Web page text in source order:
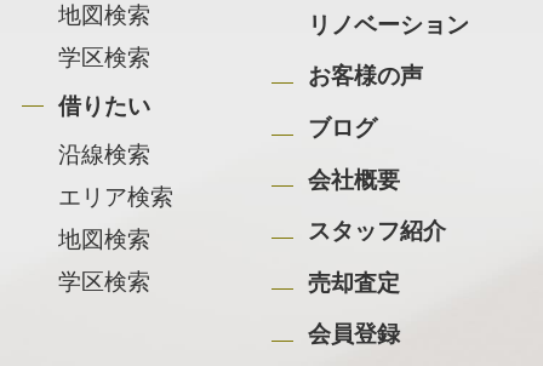
地図検索
学区検索
借りたい
沿線検索
エリア検索
地図検索
学区検索
リノベーション
お客様の声
ブログ
会社概要
スタッフ紹介
売却査定
会員登録